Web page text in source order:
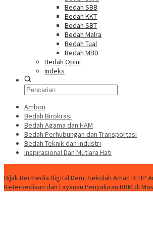
Bedah SBB
Bedah KKT
Bedah SBT
Bedah Malra
Bedah Tual
Bedah MBD
Bedah Opini
Indeks
Ambon
Bedah Birokrasi
Bedah Agama dan HAM
Bedah Perhubungan dan Transportasi
Bedah Teknik dan Industri
Inspirasional Dan Mutiara Hati
Bijak Bermedia Digital Demi Sekolah Aman DLHP
Ketersediaan dan Layanan Penyaluran BBM di